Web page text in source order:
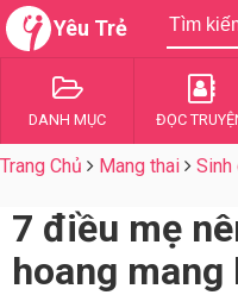
Yêu Trẻ
DANH MỤC ĐỌC
Trang Chủ Mang thai Sinh
7 điều mẹ
hoang mang